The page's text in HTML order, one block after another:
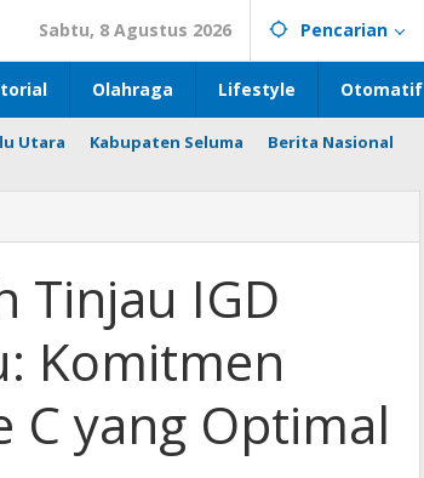
Sabtu, 8 Agustus 2026 Pencarian
Olahraga Lifestyle Otomatif
Utara Kabupaten Seluma Berita Nasional
Tinjau IGD
Komitmen
C yang Optimal